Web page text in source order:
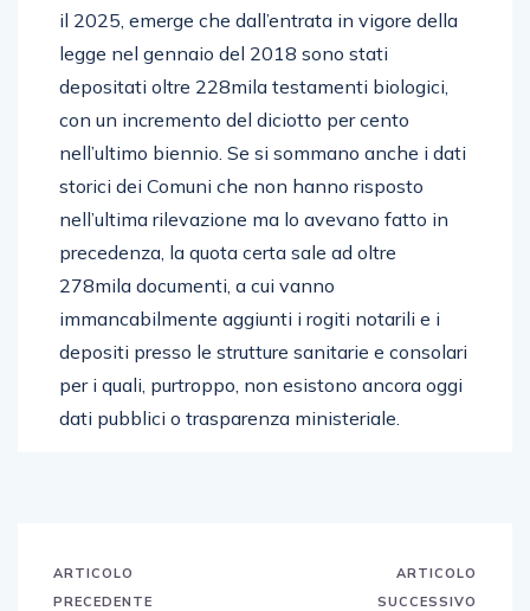
il 2025, emerge che dall’entrata in vigore della
legge nel gennaio del 2018 sono stati
depositati oltre 228mila testamenti biologici,
con un incremento del diciotto per cento
nell’ultimo biennio. Se si sommano anche i dati
storici dei Comuni che non hanno risposto
nell’ultima rilevazione ma lo avevano fatto in
precedenza, la quota certa sale ad oltre
278mila documenti, a cui vanno
immancabilmente aggiunti i rogiti notarili e i
depositi presso le strutture sanitarie e consolari
per i quali, purtroppo, non esistono ancora oggi
dati pubblici o trasparenza ministeriale.
ARTICOLO
PRECEDENTE
ARTICOLO
SUCCESSIVO